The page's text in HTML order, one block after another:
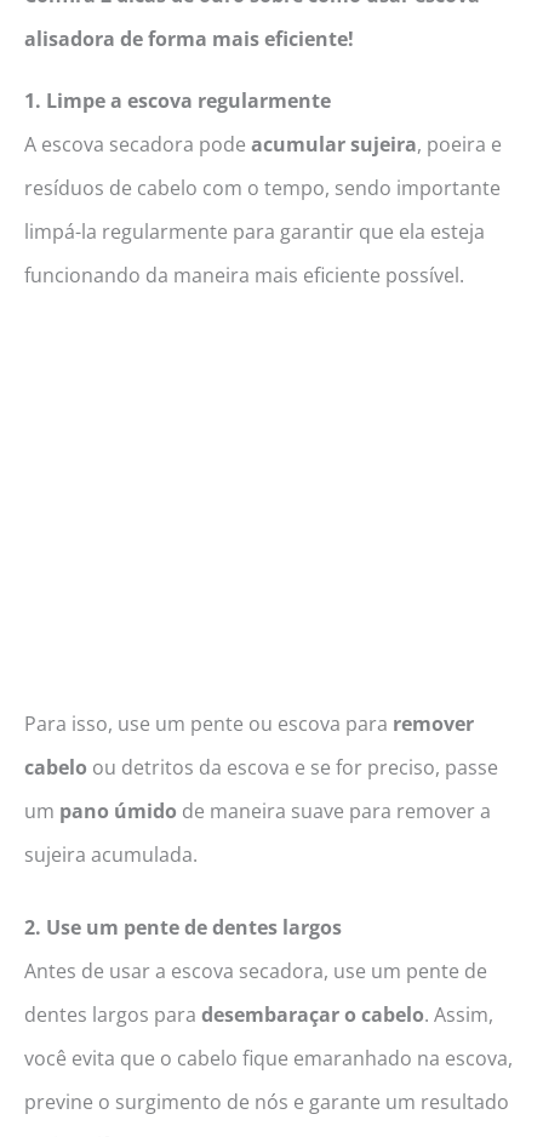
alisadora de forma mais eficiente!
1. Limpe a escova regularmente
A escova secadora pode acumular sujeira, poeira e
resíduos de cabelo com o tempo, sendo importante
limpá-la regularmente para garantir que ela esteja
funcionando da maneira mais eficiente possível.
Para isso, use um pente ou escova para remover
cabelo ou detritos da escova e se for preciso, passe
um pano úmido de maneira suave para remover a
sujeira acumulada.
2. Use um pente de dentes largos
Antes de usar a escova secadora, use um pente de
dentes largos para desembaraçar o cabelo. Assim,
você evita que o cabelo fique emaranhado na escova,
previne o surgimento de nós e garante um resultado